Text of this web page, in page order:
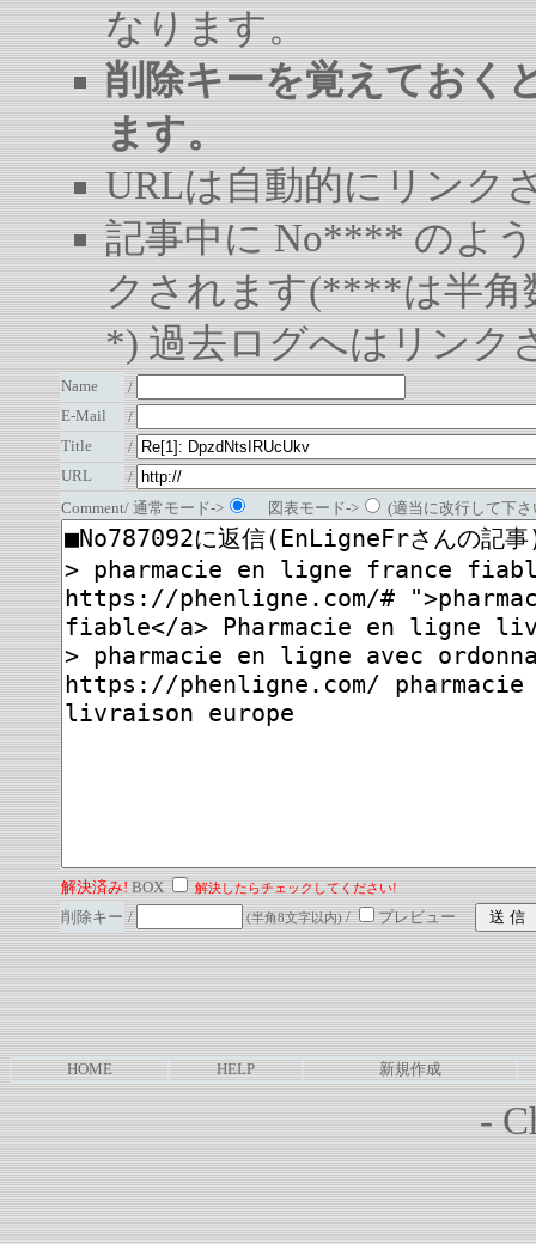
なります。
削除キーを覚えておく
ます。
URLは自動的にリンク
記事中に No**** のよ
クされます(****は半角
*) 過去ログへはリンク
Name
/
E-Mail
/
Title
/
URL
/
Comment/ 通常モード->
図表モード-> (適当に改行して下
解決済み!BOX 解決したらチェックしてください!
削除キー / (半角8文字以内)/ プレビュー
HOME HELP 新規作成
-